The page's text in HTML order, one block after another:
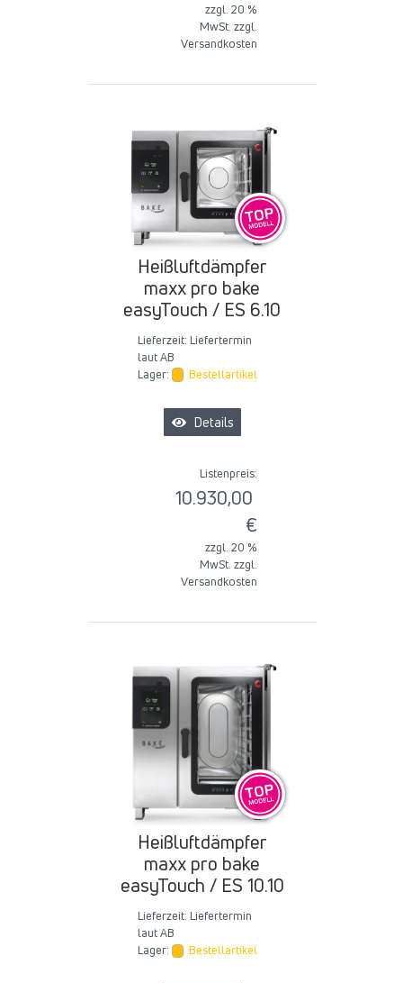
zzgl. 20 %
MwSt. zzgl.
Versandkosten
Heißluftdämpfer
maxx pro bake
easyTouch / ES 6.10
Lieferzeit: Liefertermin
laut AB
Lager:
Bestellartikel
Details
Listenpreis:
10.930,00
€
zzgl. 20 %
MwSt. zzgl.
Versandkosten
Heißluftdämpfer
maxx pro bake
easyTouch / ES 10.10
Lieferzeit: Liefertermin
laut AB
Lager:
Bestellartikel